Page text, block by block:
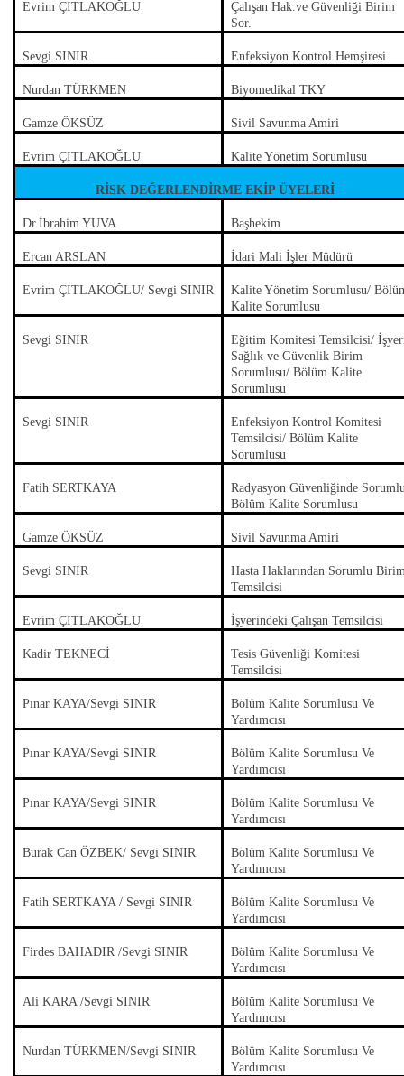
Evrim ÇITLAKOĞLU
Çalışan Hak.ve Güvenliği Birim
Sor.
Sevgi SINIR Enfeksiyon Kontrol Hemşiresi
Nurdan TÜRKMEN Biyomedikal TKY
Gamze ÖKSÜZ Sivil Savunma Amiri
Evrim ÇITLAKOĞLU Kalite Yönetim Sorumlusu
RİSK DEĞERLENDİRME EKİP ÜYELERİ
Dr.İbrahim YUVA Başhekim
Ercan ARSLAN İdari Mali İşler Müdürü
Evrim ÇITLAKOĞLU/ Sevgi SINIR
Kalite Yönetim Sorumlusu/
Kalite Sorumlusu
Sevgi SINIR
Eğitim Komitesi Temsilcisi/
Sağlık ve Güvenlik Birim
Sorumlusu/ Bölüm Kalite
Sorumlusu
Sevgi SINIR
Enfeksiyon Kontrol Komitesi
Temsilcisi/ Bölüm Kalite
Sorumlusu
Fatih SERTKAYA
Radyasyon Güvenliğinde
Bölüm Kalite Sorumlusu
Gamze ÖKSÜZ Sivil Savunma Amiri
Sevgi SINIR
Hasta Haklarından Sorumlu
Temsilcisi
Evrim ÇITLAKOĞLU İşyerindeki Çalışan Temsilcisi
Kadir TEKNECİ
Tesis Güvenliği Komitesi
Temsilcisi
Pınar KAYA/Sevgi SINIR
Bölüm Kalite Sorumlusu Ve
Yardımcısı
Pınar KAYA/Sevgi SINIR
Bölüm Kalite Sorumlusu Ve
Yardımcısı
Pınar KAYA/Sevgi SINIR
Bölüm Kalite Sorumlusu Ve
Yardımcısı
Burak Can ÖZBEK/ Sevgi SINIR
Bölüm Kalite Sorumlusu Ve
Yardımcısı
Fatih SERTKAYA / Sevgi SINIR
Bölüm Kalite Sorumlusu Ve
Yardımcısı
Firdes BAHADIR /Sevgi SINIR
Bölüm Kalite Sorumlusu Ve
Yardımcısı
Ali KARA /Sevgi SINIR
Bölüm Kalite Sorumlusu Ve
Yardımcısı
Nurdan TÜRKMEN/Sevgi SINIR
Bölüm Kalite Sorumlusu Ve
Yardımcısı